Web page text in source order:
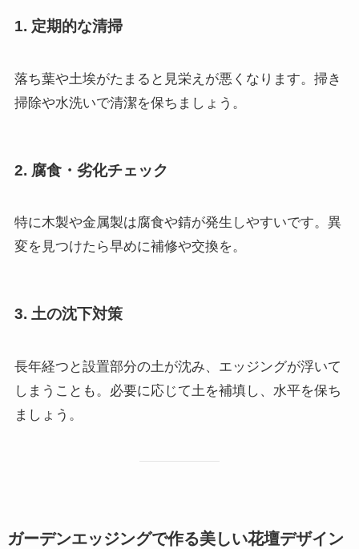
1. 定期的な清掃
落ち葉や土埃がたまると見栄えが悪くなります。掃き
掃除や水洗いで清潔を保ちましょう。
2. 腐食・劣化チェック
特に木製や金属製は腐食や錆が発生しやすいです。異
変を見つけたら早めに補修や交換を。
3. 土の沈下対策
長年経つと設置部分の土が沈み、エッジングが浮いて
しまうことも。必要に応じて土を補填し、水平を保ち
ましょう。
ガーデンエッジングで作る美しい花壇デザイン